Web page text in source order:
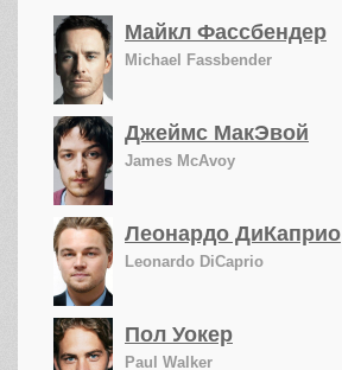
Майкл Фассбендер
Michael Fassbender
Джеймс МакЭвой
James McAvoy
Леонардо ДиКаприо
Leonardo DiCaprio
Пол Уокер
Paul Walker